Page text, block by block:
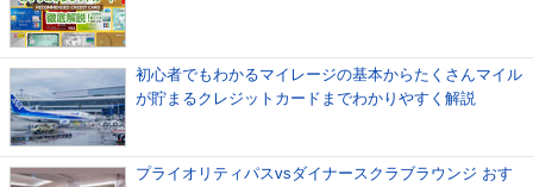
初心者でもわかるマイレージの基本からたくさんマイル
が貯まるクレジットカードまでわかりやすく解説
プライオリティパスvsダイナースクラブラウンジ おす